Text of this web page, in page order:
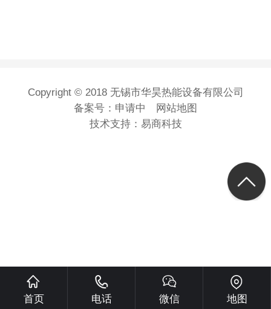
Copyright © 2018 无锡市华昊热能设备有限公司
备案号： 申请中
网站地图
技术支持： 易商科技
首页 电话 微信 地图